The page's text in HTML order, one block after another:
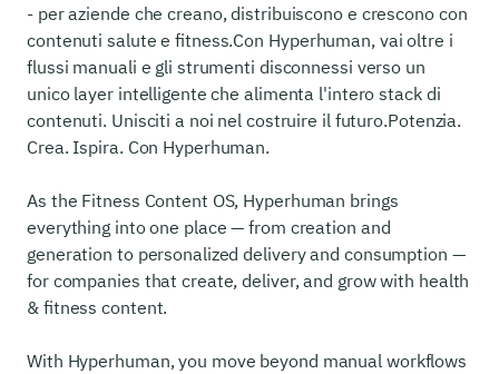
- per aziende che creano, distribuiscono e crescono con
contenuti salute e fitness.Con Hyperhuman, vai oltre i
flussi manuali e gli strumenti disconnessi verso un
unico layer intelligente che alimenta l'intero stack di
contenuti. Unisciti a noi nel costruire il futuro.Potenzia.
Crea. Ispira. Con Hyperhuman.
As the Fitness Content OS, Hyperhuman brings
everything into one place — from creation and
generation to personalized delivery and consumption —
for companies that create, deliver, and grow with health
& fitness content.
With Hyperhuman, you move beyond manual workflows